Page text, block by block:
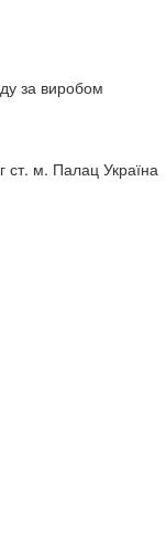
за виробом
ст. м. Палац Україна